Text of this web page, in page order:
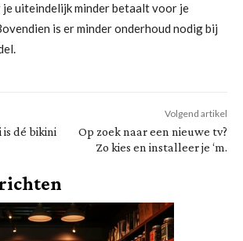
je uiteindelijk minder betaalt voor je
is er minder onderhoud nodig bij
dé bikini
Volgend artikel
Op zoek naar een nieuwe tv?
Zo kies en installeer je ‘m.